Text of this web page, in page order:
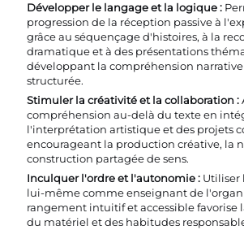
Développer le langage et la logique :
progression de la réception passive à
grâce au séquençage d'histoires, à la
dramatique et à des présentations
développant la compréhension
structurée.
Stimuler la créativité et la collaboration :
compréhension au-delà du texte en
l'interprétation artistique et des projets
encourageant la production créative, la
construction partagée de sens.
Inculquer l'ordre et l'autonomie : Utiliser
lui-même comme enseignant de
rangement intuitif et accessible favorise
du matériel et des habitudes